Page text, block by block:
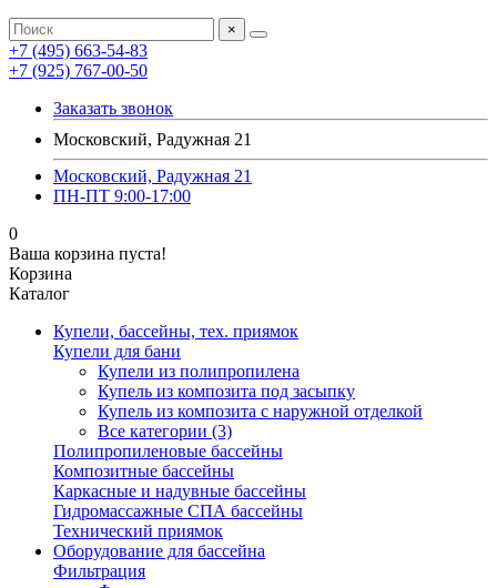
×
+7 (495) 663-54-83
+7 (925) 767-00-50
Заказать звонок
Московский, Радужная 21
Московский, Радужная 21
ПН-ПТ 9:00-17:00
0
Ваша корзина пуста!
Корзина
Каталог
Купели, бассейны, тех. приямок
Купели для бани
Купели из полипропилена
Купель из композита под засыпку
Купель из композита с наружной отделкой
Все категории (3)
Полипропиленовые бассейны
Композитные бассейны
Каркасные и надувные бассейны
Гидромассажные СПА бассейны
Технический приямок
Оборудование для бассейна
Фильтрация